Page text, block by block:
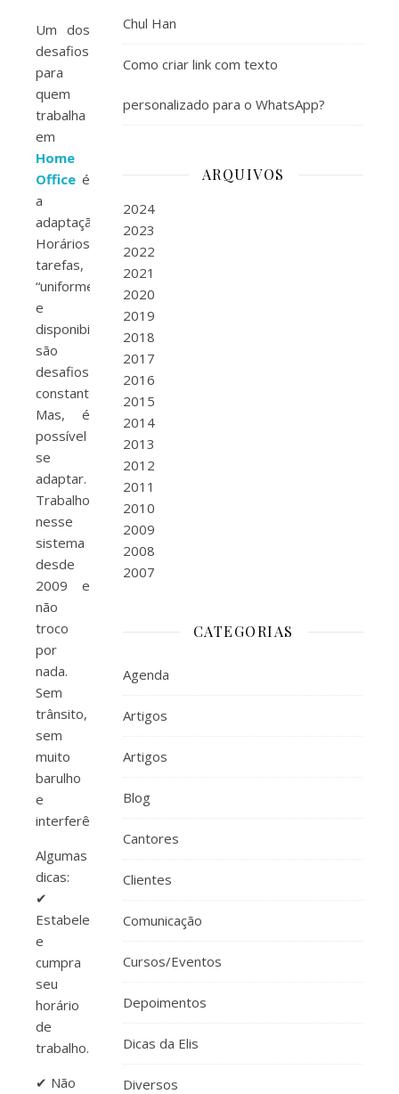
Um dos
desafios
para
quem
trabalha
em
Home
Office é
a
adaptação.
Horários,
tarefas,
“uniforme”
e
disponibilidade
são
desafios
constantes.
Mas, é
possível
se
adaptar.
Trabalho
nesse
sistema
desde
2009 e
não
troco
por
nada.
Sem
trânsito,
sem
muito
barulho
e
interferências.
Algumas
dicas:
✔
Estabeleça
e
cumpra
seu
horário
de
trabalho.
✔ Não
Chul Han
Como criar link com texto
personalizado para o WhatsApp?
ARQUIVOS
2024
2023
2022
2021
2020
2019
2018
2017
2016
2015
2014
2013
2012
2011
2010
2009
2008
2007
CATEGORIAS
Agenda
Artigos
Artigos
Blog
Cantores
Clientes
Comunicação
Cursos/Eventos
Depoimentos
Dicas da Elis
Diversos